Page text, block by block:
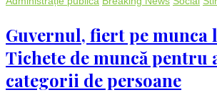
Guvernul, fiert pe munca
Tichete de muncă pentru
categorii de persoane